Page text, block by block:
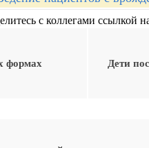
с коллегами ссылкой
формах
Дети